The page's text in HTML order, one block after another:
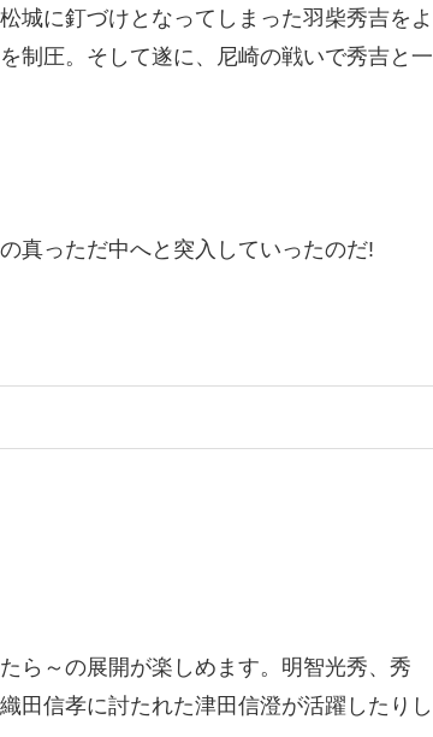
城に釘づけとなってしまった羽柴秀吉をよ
制圧。そして遂に、尼崎の戦いで秀吉と一
真っただ中へと突入していったのだ!
ら～の展開が楽しめます。明智光秀、秀
田信孝に討たれた津田信澄が活躍したりし